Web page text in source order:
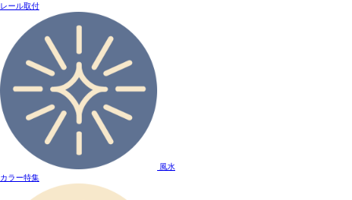
レール取付
風水
カラー特集